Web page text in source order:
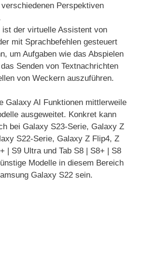
Perspektiven
ist der virtuelle Assistent von
mit Sprachbefehlen gesteuert
um Aufgaben wie das Abspielen
Senden von Textnachrichten
von Weckern auszuführen.
Galaxy AI Funktionen mittlerweile
ausgeweitet. Konkret kann
bei Galaxy S23-Serie, Galaxy Z
S22-Serie, Galaxy Z Flip4, Z
| S9 Ultra und Tab S8 | S8+ | S8
Modelle in diesem Bereich
Galaxy S22 sein.